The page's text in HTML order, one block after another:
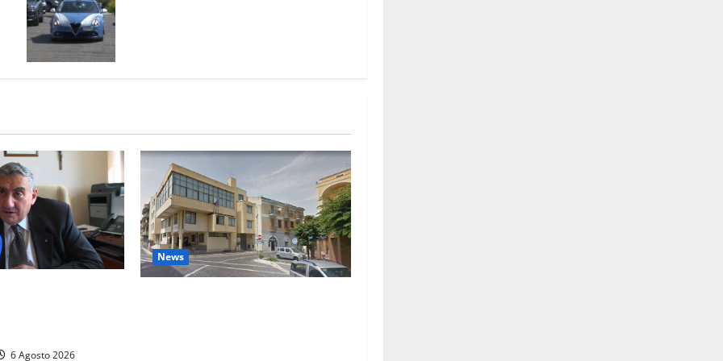
6 Agosto 2026
News